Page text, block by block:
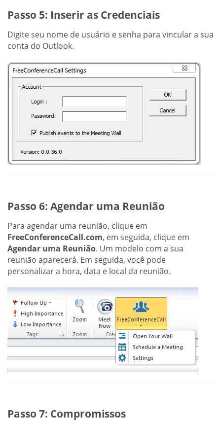
Passo 5: Inserir as Credenciais
Digite seu nome de usuário e senha para vincular a sua
conta do Outlook.
Passo 6: Agendar uma Reunião
Para agendar uma reunião, clique em
FreeConferenceCall.com, em seguida, clique em
Agendar uma Reunião. Um modelo com a sua
reunião aparecerá. Em seguida, você pode
personalizar a hora, data e local da reunião.
Passo 7: Compromissos